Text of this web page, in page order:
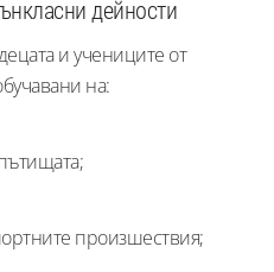
дейности
и учениците от
на:
произшествия;